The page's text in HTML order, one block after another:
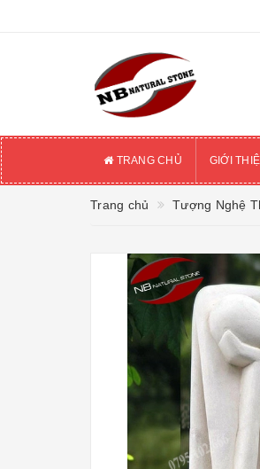
TRANG CHỦ GIỚI
Trang chủ Tượng Nghệ